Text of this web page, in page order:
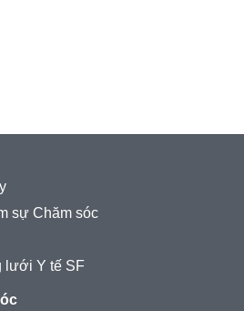
sự Chăm sóc
lưới Y tế SF